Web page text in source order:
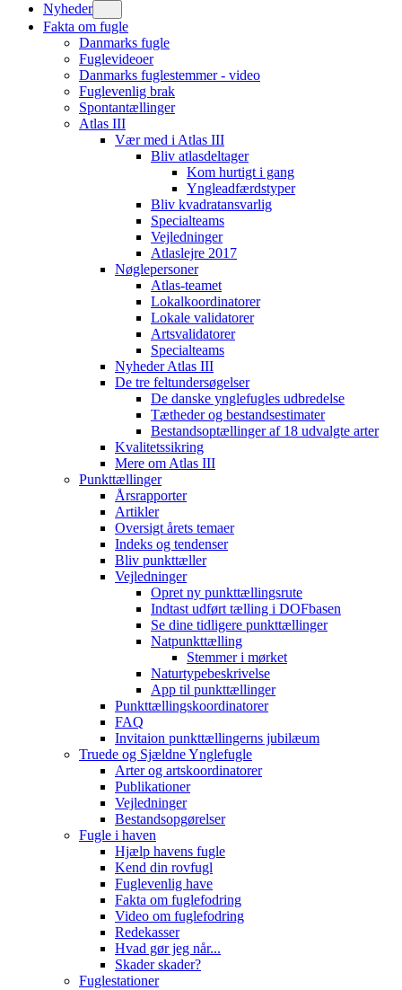
Nyheder
Fakta om fugle
Danmarks fugle
Fuglevideoer
Danmarks fuglestemmer - video
Fuglevenlig brak
Spontantællinger
Atlas III
Vær med i Atlas III
Bliv atlasdeltager
Kom hurtigt i gang
Yngleadfærdstyper
Bliv kvadratansvarlig
Specialteams
Vejledninger
Atlaslejre 2017
Nøglepersoner
Atlas-teamet
Lokalkoordinatorer
Lokale validatorer
Artsvalidatorer
Specialteams
Nyheder Atlas III
De tre feltundersøgelser
De danske ynglefugles udbredelse
Tætheder og bestandsestimater
Bestandsoptællinger af 18 udvalgte arter
Kvalitetssikring
Mere om Atlas III
Punkttællinger
Årsrapporter
Artikler
Oversigt årets temaer
Indeks og tendenser
Bliv punkttæller
Vejledninger
Opret ny punkttællingsrute
Indtast udført tælling i DOFbasen
Se dine tidligere punkttællinger
Natpunkttælling
Stemmer i mørket
Naturtypebeskrivelse
App til punkttællinger
Punkttællingskoordinatorer
FAQ
Invitaion punkttællingerns jubilæum
Truede og Sjældne Ynglefugle
Arter og artskoordinatorer
Publikationer
Vejledninger
Bestandsopgørelser
Fugle i haven
Hjælp havens fugle
Kend din rovfugl
Fuglevenlig have
Fakta om fuglefodring
Video om fuglefodring
Redekasser
Hvad gør jeg når...
Skader skader?
Fuglestationer